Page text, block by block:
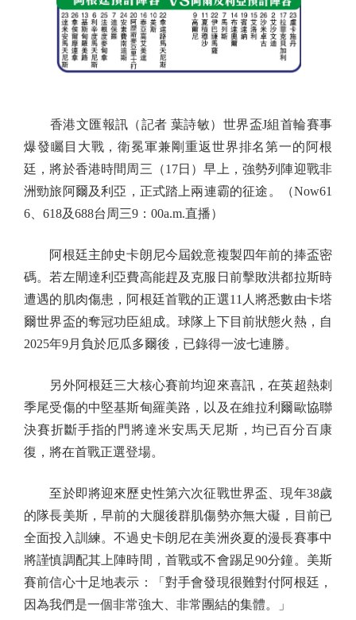
香港文匯報訊（記者 葉詩敏）世界盃J組首輪賽事
爆發矚目大戰，衛冕軍兼剛重返世界排名第一的阿根
廷，將於香港時間周三（17日）早上，強勢列陣迎戰非
洲勁旅阿爾及利亞，正式踏上兩連霸的征途。（Now61
6、618及688台周三9：00a.m.直播）
阿根廷主帥史卡朗尼今屆銳意複製四年前的捧盃密
碼。若左閘達利亞費高能趕及克服日前擊敗洪都拉斯時
遭遇的肌肉傷患，阿根廷首戰的正選11人將悉數由卡塔
爾世界盃的奪冠功臣組成。球隊上下目前狀態火熱，自
2025年9月負於厄瓜多爾後，已錄得一波七連勝。
另外阿根廷三大核心賽前均迎來喜訊，在英超熱刺
季尾受傷的中堅基斯甸羅美路，以及在維拉利爾歐協聯
決賽折斷手指的門將達米安馬天尼斯，均已百分百康
復，將在首戰正選登場。
至於即將迎來歷史性第六次征戰世界盃、現年38歲
的隊長美斯，早前的大腿後群肌傷勢亦無大礙，目前已
全面投入訓練。不過史卡朗尼在美洲炎夏的漫長賽事中
將謹慎調配其上陣時間，首戰或不會踢足90分鐘。美斯
賽前信心十足地表示：「對手會發現很難對付阿根廷，
因為我們是一個非常強大、非常團結的集體。」